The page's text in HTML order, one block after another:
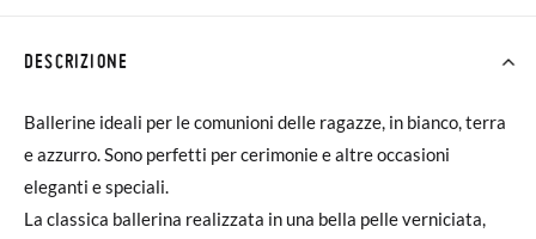
DESCRIZIONE
Ballerine ideali per le comunioni delle ragazze, in bianco, terra
e azzurro. Sono perfetti per cerimonie e altre occasioni
eleganti e speciali.
La classica ballerina realizzata in una bella pelle verniciata,